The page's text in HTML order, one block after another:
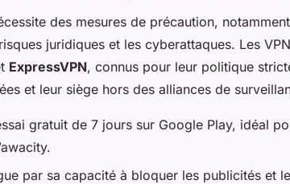
des mesures de précaution,
juridiques et les cyberattaques. Les
ExpressVPN, connus pour leur politique
et leur siège hors des alliances de
gratuit de 7 jours sur Google Play, idéal
par sa capacité à bloquer les publicités et